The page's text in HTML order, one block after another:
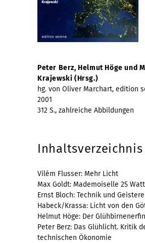
Peter Berz, Helmut Höge und
Krajewski (Hrsg.)
hg. von Oliver Marchart, edition
2001
312 S., zahlreiche Abbildungen
Inhaltsverzeichnis
Vilém Flusser: Mehr Licht
Max Goldt: Mademoiselle 25 Watt
Ernst Bloch: Technik und
Habeck/Krassa: Licht von den
Helmut Höge: Der
Peter Berz: Das Glühlicht. Kritik
technischen Ökonomie